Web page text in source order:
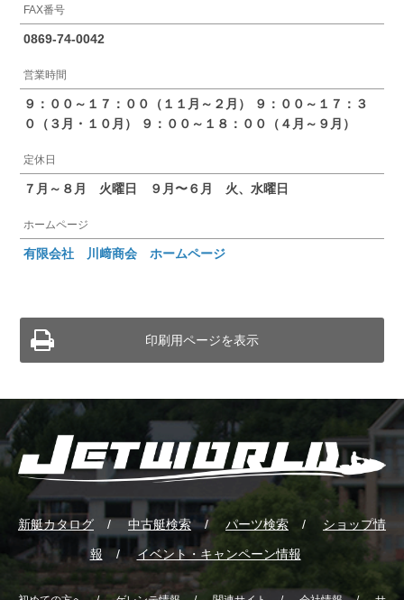
FAX番号
0869-74-0042
営業時間
９：００～１７：００（１１月～２月） ９：００～１７：３
０（３月・１０月） ９：００～１８：００（４月～９月）
定休日
７月～８月 火曜日 ９月〜６月 火、水曜日
ホームページ
有限会社 川﨑商会 ホームページ
印刷用ページを表示
新艇カタログ 中古艇検索 パーツ検索 ショップ情
報 イベント・キャンペーン情報